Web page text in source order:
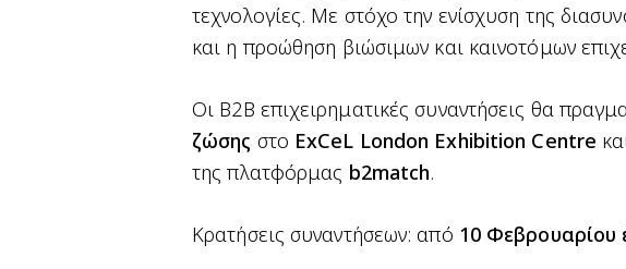
τεχνολογίες. Με στόχο την ενίσχυση της
και η προώθηση βιώσιμων και καινοτόμων
Οι B2B επιχειρηματικές συναντήσεις θα
ζώσης στο ExCeL London Exhibition Centre
της πλατφόρμας b2match.
Κρατήσεις συναντήσεων: από 10 Φεβρουαρίου